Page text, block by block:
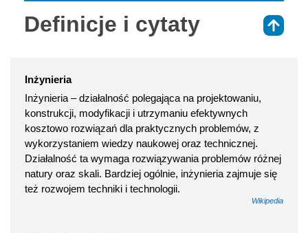
Definicje i cytaty
Inżynieria
Inżynieria – działalność polegająca na projektowaniu,
konstrukcji, modyfikacji i utrzymaniu efektywnych
kosztowo rozwiązań dla praktycznych problemów, z
wykorzystaniem wiedzy naukowej oraz technicznej.
Działalność ta wymaga rozwiązywania problemów różnej
natury oraz skali. Bardziej ogólnie, inżynieria zajmuje się
też rozwojem techniki i technologii.
Wikipedia